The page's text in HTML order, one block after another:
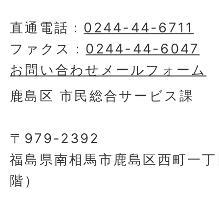
直通電話： 0244-44-6711
ファクス： 0244-44-6047
お問い合わせメールフォーム
鹿島区 市民総合サービス課
〒979-2392
福島県南相馬市鹿島区西町一
階）